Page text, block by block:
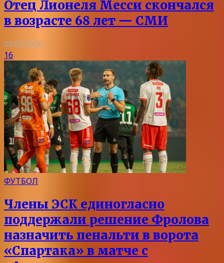
Отец Лионеля Месси скончался
в возрасте 68 лет — СМИ
08.08.2026
16
ФУТБОЛ
Члены ЭСК единогласно
поддержали решение Фролова
назначить пенальти в ворота
«Спартака» в матче с